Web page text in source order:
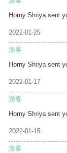
Horny Shriya sent
2022-01-25
游客
Horny Shriya sent
2022-01-17
游客
Horny Shriya sent
2022-01-15
游客